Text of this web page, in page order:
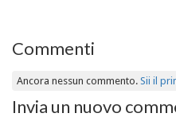
Commenti
Ancora nessun commento.Sii il
Invia un nuovo